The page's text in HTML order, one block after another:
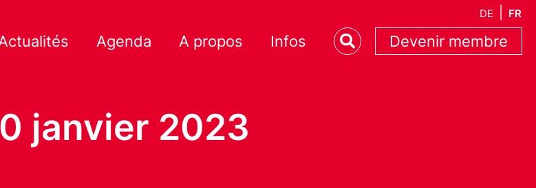
DE FR
Agenda A propos Infos Devenir membre
janvier 2023